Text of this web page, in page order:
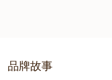
品牌故事